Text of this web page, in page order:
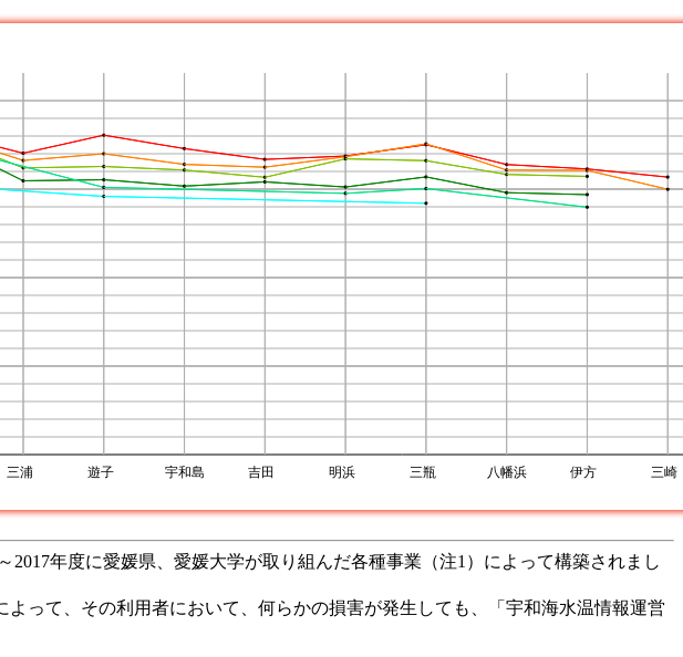
2017年度に愛媛県、愛媛大学が取り組んだ各種事業（注1）によって構築されまし
よって、その利用者において、何らかの損害が発生しても、「宇和海水温情報運営